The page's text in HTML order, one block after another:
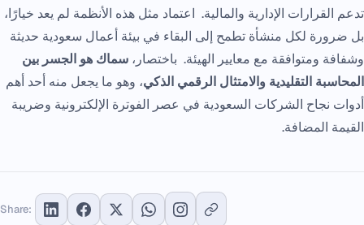
تدعم القرارات الإدارية والمالية. اعتماد مثل هذه الأنظمة لم يعد خيارًا،
بل ضرورة لكل منشأة تطمح إلى البقاء في بيئة أعمال سعودية حديثة
وشفافة ومتوافقة مع معايير الهيئة. باختصار، سماك هو الجسر بين
المحاسبة التقليدية والامتثال الرقمي الذكي، وهو ما يجعل منه أحد أهم
أدوات نجاح الشركات السعودية في عصر الفوترة الإلكترونية وضريبة
القيمة المضافة.
Share: